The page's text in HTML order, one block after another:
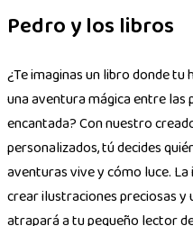
Pedro y los libros
¿Te imaginas un libro donde
una aventura mágica entre las
encantada? Con nuestro
personalizados, tú decides
aventuras vive y cómo luce.
crear ilustraciones preciosas